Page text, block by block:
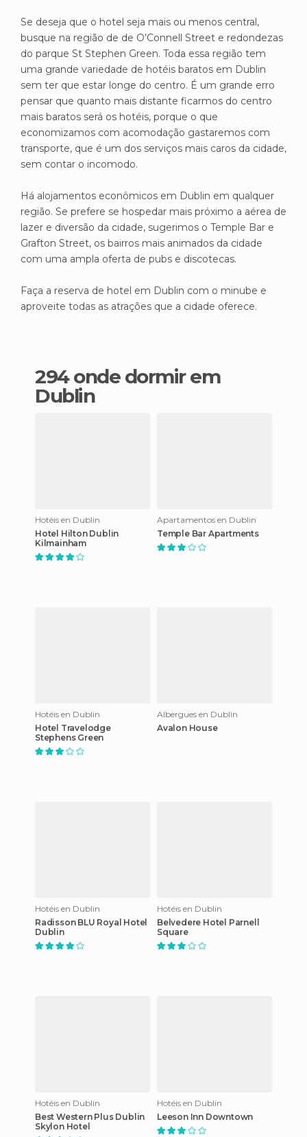
Se deseja que o hotel seja mais ou menos central,
busque na região de de O’Connell Street e redondezas
do parque St Stephen Green. Toda essa região tem
uma grande variedade de hotéis baratos em Dublin
sem ter que estar longe do centro. É um grande erro
pensar que quanto mais distante ficarmos do centro
mais baratos será os hotéis, porque o que
economizamos com acomodação gastaremos com
transporte, que é um dos serviços mais caros da cidade,
sem contar o incomodo.
Há alojamentos econômicos em Dublin em qualquer
região. Se prefere se hospedar mais próximo a aérea de
lazer e diversão da cidade, sugerimos o Temple Bar e
Grafton Street, os bairros mais animados da cidade
com uma ampla oferta de pubs e discotecas.
Faça a reserva de hotel em Dublin com o minube e
aproveite todas as atrações que a cidade oferece.
294 onde dormir em
Dublin
Hotéis en Dublin
Hotel Hilton Dublin
Kilmainham
Apartamentos en Dublin
Temple Bar Apartments
Hotéis en Dublin
Hotel Travelodge
Stephens Green
Albergues en Dublin
Avalon House
Hotéis en Dublin
Radisson BLU Royal Hotel
Dublin
Hotéis en Dublin
Belvedere Hotel Parnell
Square
Hotéis en Dublin
Best Western Plus Dublin
Skylon Hotel
Hotéis en Dublin
Leeson Inn Downtown